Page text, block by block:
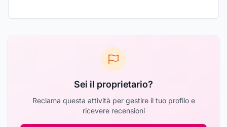
Sei il proprietario?
Reclama questa attività per gestire il tuo profilo e
ricevere recensioni